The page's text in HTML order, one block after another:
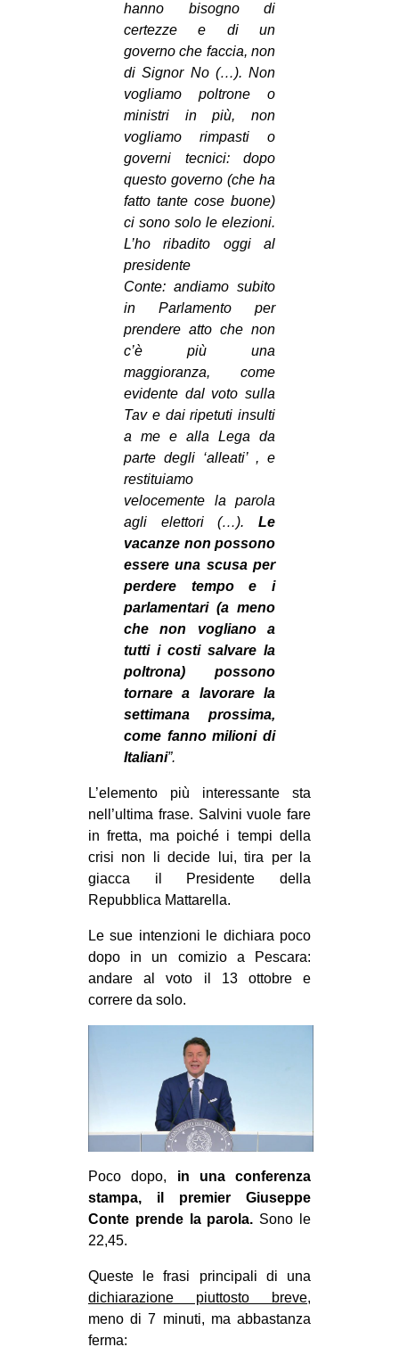
CINEMA
MANIFESTI
MUSICA
RECENSIONI
INTERNAZIONALE
AFRICA
AMERICHE
ESTREMO ORIENTE
EUROPA
MEDIO ORIENTE
MONDO
EVENTI
Fb
bsky
ms
SEARCH
hanno bisogno di
certezze e di un
governo che faccia, non
di Signor No (…). Non
vogliamo poltrone o
ministri in più, non
vogliamo rimpasti o
governi tecnici: dopo
questo governo (che ha
fatto tante cose buone)
ci sono solo le elezioni.
L’ho ribadito oggi al
presidente
Conte: andiamo subito
in Parlamento per
prendere atto che non
c’è più una
maggioranza, come
evidente dal voto sulla
Tav e dai ripetuti insulti
a me e alla Lega da
parte degli ‘alleati’ , e
restituiamo
velocemente la parola
agli elettori (…). Le
vacanze non possono
essere una scusa per
perdere tempo e i
parlamentari (a meno
che non vogliano a
tutti i costi salvare la
poltrona) possono
tornare a lavorare la
settimana prossima,
come fanno milioni di
Italiani”.
L’elemento più interessante sta
nell’ultima frase. Salvini vuole fare
in fretta, ma poiché i tempi della
crisi non li decide lui, tira per la
giacca il Presidente della
Repubblica Mattarella.
Le sue intenzioni le dichiara poco
dopo in un comizio a Pescara:
andare al voto il 13 ottobre e
correre da solo.
Poco dopo, in una conferenza
stampa, il premier Giuseppe
Conte prende la parola. Sono le
22,45.
Queste le frasi principali di una
dichiarazione piuttosto breve,
meno di 7 minuti, ma abbastanza
ferma: